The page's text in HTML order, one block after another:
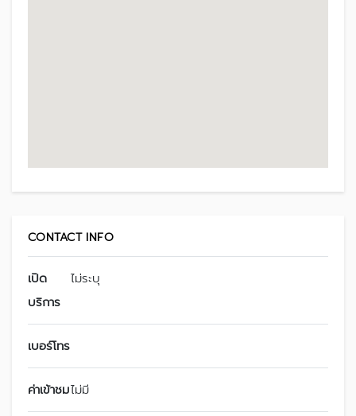
CONTACT INFO
เปิด
บริการ
ไม่ระบุ
เบอร์โทร
ค่าเข้าชมไม่มี